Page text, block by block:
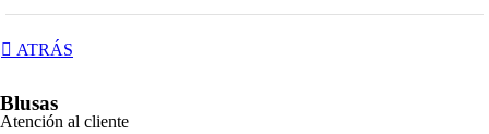
ATRÁS
Blusas
Atención al cliente